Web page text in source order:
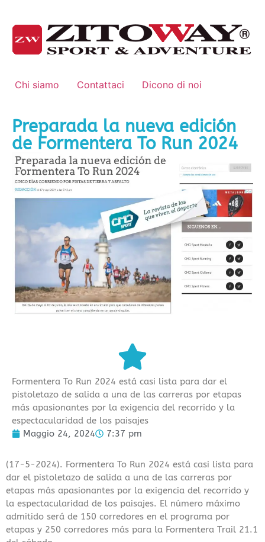
Chi siamo Contattaci Dicono di noi
Preparada la nueva edición
de Formentera To Run 2024
Formentera To Run 2024 está casi lista para dar el
pistoletazo de salida a una de las carreras por etapas
más apasionantes por la exigencia del recorrido y la
espectacularidad de los paisajes
Maggio 24, 2024
7:37 pm
(17-5-2024). Formentera To Run 2024 está casi lista para
dar el pistoletazo de salida a una de las carreras por
etapas más apasionantes por la exigencia del recorrido y
la espectacularidad de los paisajes. El número máximo
admitido será de 150 corredores en el programa por
etapas y ​​250 corredores más para la Formentera Trail 21.1